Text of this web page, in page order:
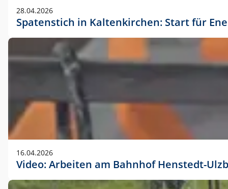
28.04.2026
Spatenstich in Kaltenkirchen: Start für
16.04.2026
Video: Arbeiten am Bahnhof Henstedt-